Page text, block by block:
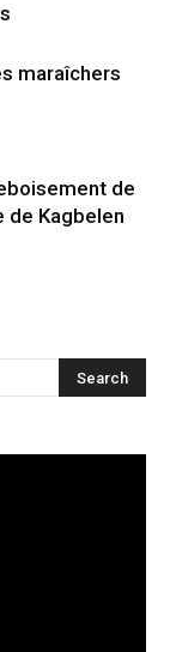
maraîchers
de
de Kagbelen